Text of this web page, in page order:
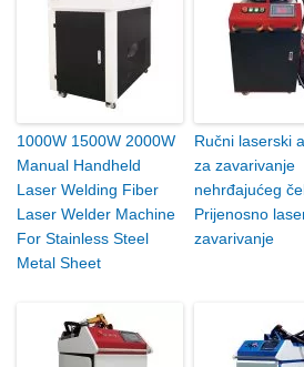
1000W 1500W 2000W
Manual Handheld
Laser Welding Fiber
Laser Welder Machine
For Stainless Steel
Metal Sheet
Ručni laserski
za zavarivanje
nehrđajućeg
Prijenosno
zavarivanje